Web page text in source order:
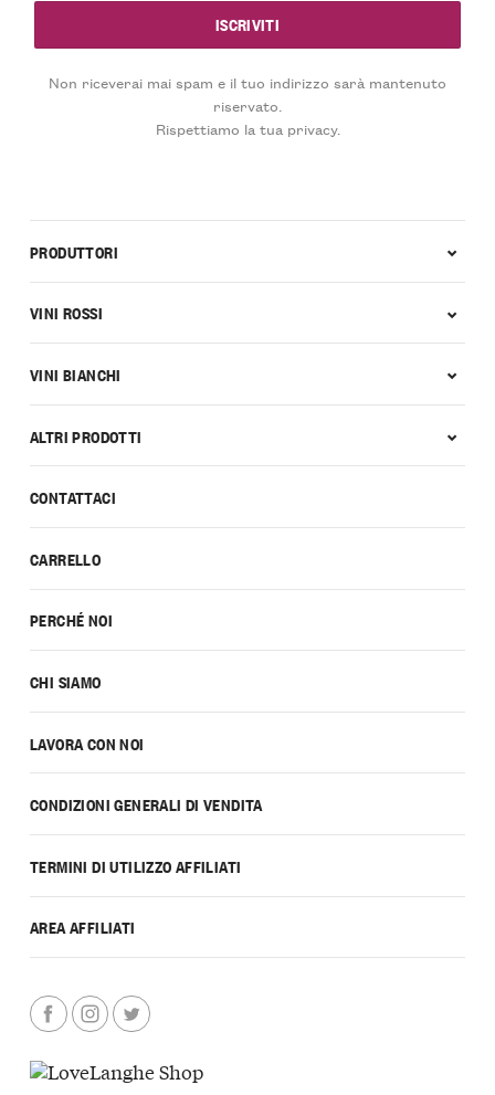
Non riceverai mai spam e il tuo indirizzo sarà mantenuto
riservato.
Rispettiamo la tua privacy.
CONTATTACI
CARRELLO
PERCHÉ NOI
CHI SIAMO
LAVORA CON NOI
CONDIZIONI GENERALI DI VENDITA
TERMINI DI UTILIZZO AFFILIATI
AREA AFFILIATI
PRODUTTORI
VINI ROSSI
VINI BIANCHI
ALTRI PRODOTTI